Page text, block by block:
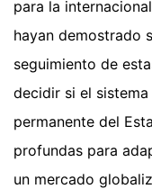
para la
hayan demostrado
seguimiento de
decidir si el
permanente del
profundas para
un mercado